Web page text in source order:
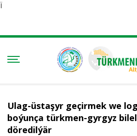
Ï
Ulag-üstaşyr geçirmek we
boýunça türkmen-gyrgyz
döredilýär